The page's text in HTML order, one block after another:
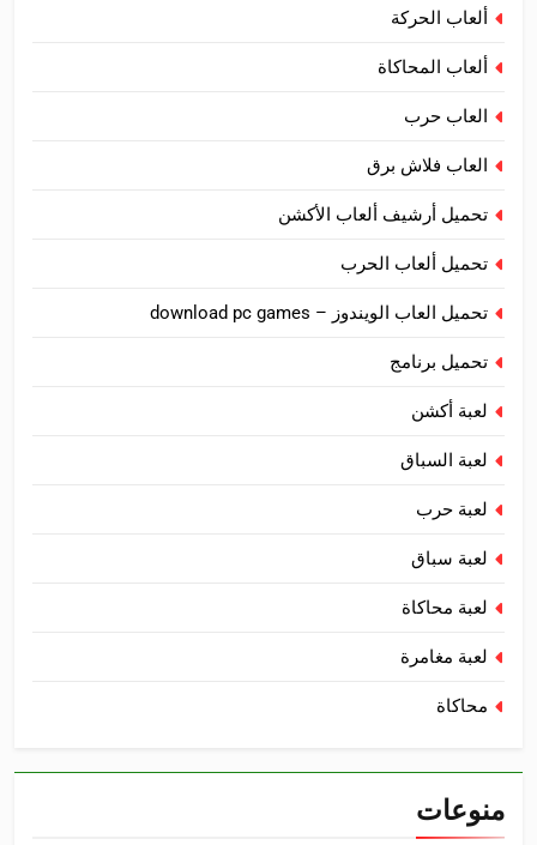
ألعاب الحركة
ألعاب المحاكاة
العاب حرب
العاب فلاش برق
تحميل أرشيف ألعاب الأكشن
تحميل ألعاب الحرب
تحميل العاب الويندوز – download pc games
تحميل برنامج
لعبة أكشن
لعبة السباق
لعبة حرب
لعبة سباق
لعبة محاكاة
لعبة مغامرة
محاكاة
منوعات